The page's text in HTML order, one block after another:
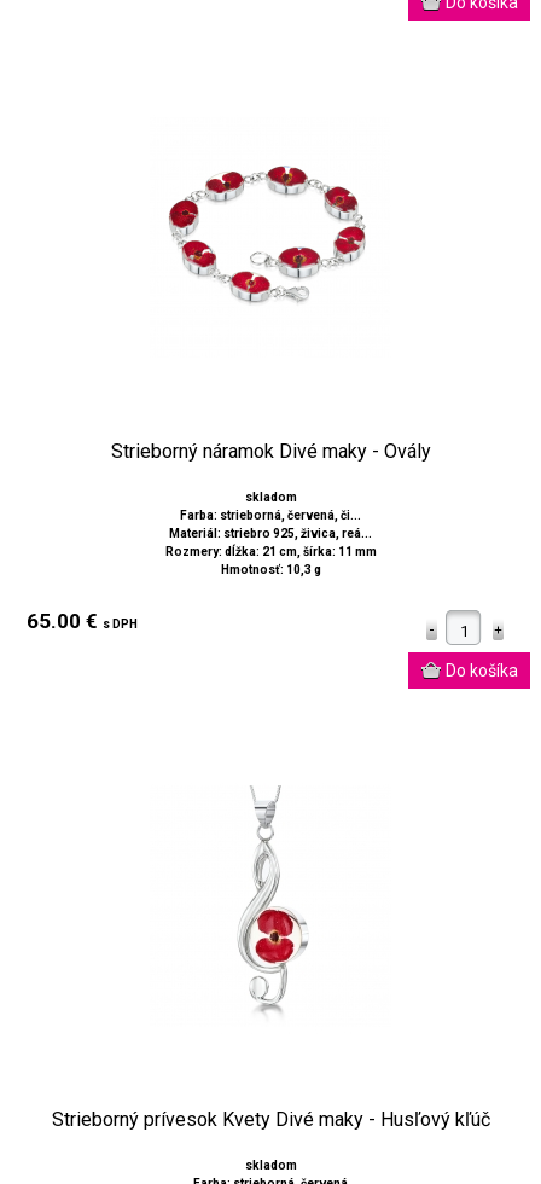
Strieborný náramok Divé maky - Ovály
skladom
Farba: strieborná, červená, či...
Materiál: striebro 925, živica, reá...
Rozmery: dĺžka: 21 cm, šírka: 11 mm
Hmotnosť: 10,3 g
65.00 € s DPH
Strieborný prívesok Kvety Divé maky - Husľový kľúč
skladom